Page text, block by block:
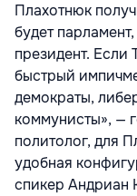
Плахотнюк
будет
президент. Если
быстрый
демократы,
коммунисты», —
политолог, для
удобная
спикер Андриан